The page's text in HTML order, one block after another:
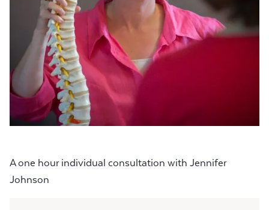
A one hour individual consultation with Jennifer
Johnson